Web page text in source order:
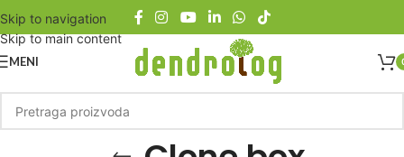
Skip to navigation
Skip to main content
MENI